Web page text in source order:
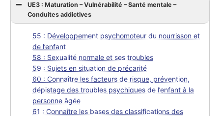
UE3 : Maturation – Vulnérabilité – Santé mentale –
Conduites addictives
55 : Développement psychomoteur du nourrisson et
de l’enfant
58 : Sexualité normale et ses troubles
59 : Sujets en situation de précarité
60 : Connaître les facteurs de risque, prévention,
dépistage des troubles psychiques de l’enfant à la
personne âgée
61 : Connaître les bases des classifications des